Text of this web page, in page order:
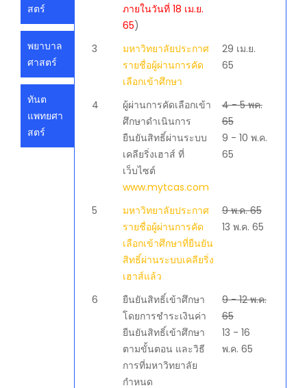
สตร์
พยาบาล
ศาสตร์
ทันต
แพทยศา
สตร์
ภายในวันที่ 18 เม.ย.
65)
3
มหาวิทยาลัยประกาศ
รายชื่อผู้ผ่านการคัด
เลือกเข้าศึกษา
29 เม.ย.
65
4
ผู้ผ่านการคัดเลือกเข้า
ศึกษาดำเนินการ
ยืนยันสิทธิ์ผ่านระบบ
เคลียริ่งเฮาส์ ที่
เว็บไซต์
www.mytcas.com
4 - 5 พค.
65
9 - 10 พ.ค.
65
5
มหาวิทยาลัยประกาศ
รายชื่อผู้ผ่านการคัด
เลือกเข้าศึกษาที่ยืนยัน
สิทธิ์ผ่านระบบเคลียริ่ง
เฮาส์แล้ว
9 พ.ค. 65
13 พ.ค. 65
6
ยืนยันสิทธิ์เข้าศึกษา
โดยการชำระเงินค่า
ยืนยันสิทธิ์เข้าศึกษา
ตามขั้นตอน และวิธี
การที่มหาวิทยาลัย
กำหนด
9 - 12 พ.ค.
65
13 - 16
พ.ค. 65